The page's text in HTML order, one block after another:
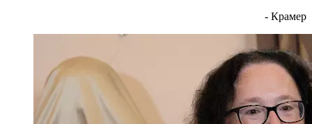
- Крамер